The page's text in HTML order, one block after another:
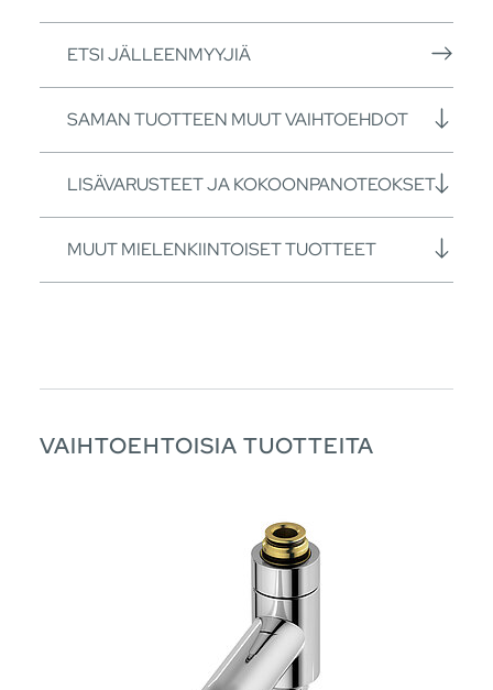
ETSI JÄLLEENMYYJIÄ
SAMAN TUOTTEEN MUUT VAIHTOEHDOT
LISÄVARUSTEET JA KOKOONPANOTEOKSET
MUUT MIELENKIINTOISET TUOTTEET
VAIHTOEHTOISIA TUOTTEITA